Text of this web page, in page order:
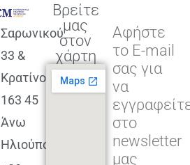
Σαρωνικού
33 &
Κρατίνου
163 45
Άνω
Ηλιούπολη
Βρείτε
μας
στον
χάρτη
Αφήστε
το E-mail
σας για
να
στο
newsletter
μας